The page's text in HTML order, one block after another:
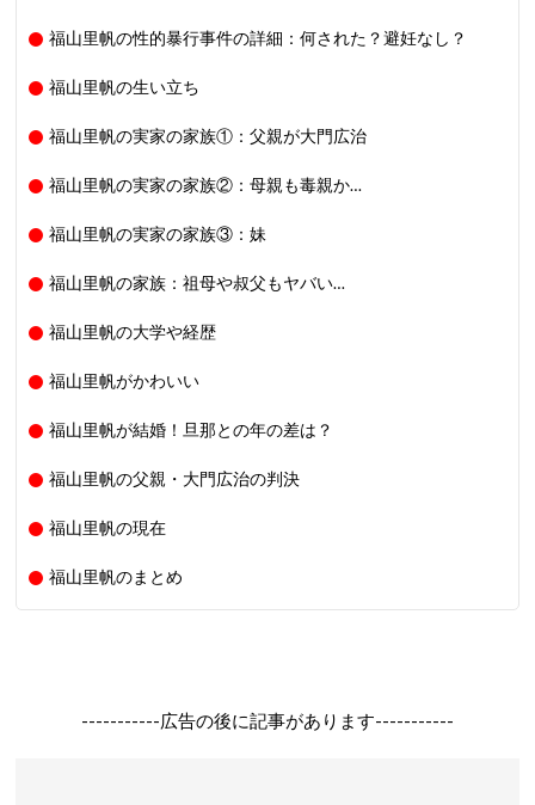
福山里帆の性的暴行事件の詳細：何された？避妊なし？
福山里帆の生い立ち
福山里帆の実家の家族①：父親が大門広治
福山里帆の実家の家族②：母親も毒親か…
福山里帆の実家の家族③：妹
福山里帆の家族：祖母や叔父もヤバい…
福山里帆の大学や経歴
福山里帆がかわいい
福山里帆が結婚！旦那との年の差は？
福山里帆の父親・大門広治の判決
福山里帆の現在
福山里帆のまとめ
-----------広告の後に記事があります-----------